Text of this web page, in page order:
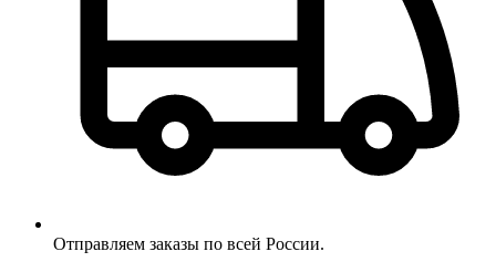
Отправляем заказы по всей России.